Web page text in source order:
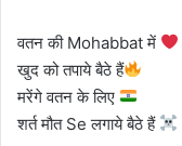
वतन की Mohabbat में
खुद को तपाये बैठे हैं
मरेंगे वतन के लिए
शर्त मौत Se लगाये बैठे हैं